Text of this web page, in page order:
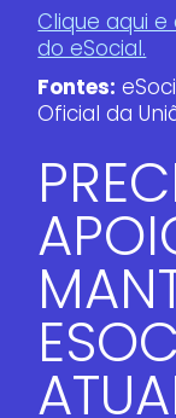
Clique aqui
do eSocial.
Fontes:
Oficial da